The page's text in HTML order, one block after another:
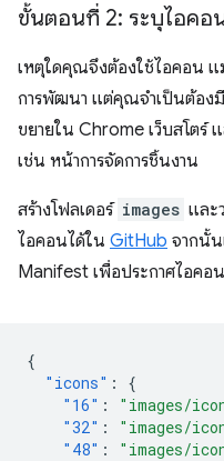
ขั้นตอนที่ 2: ระบุไอคอ
เหตุใดคุณจึงต้องใช้ไอคอน แ
การพัฒนา แต่คุณจำเป็นต้อง
ขยายใน Chrome เว็บสโตร์
เช่น หน้าการจัดการชิ้นงาน
สร้างโฟลเดอร์ images และ
ไอคอนได้ใน GitHub จากนั้
Manifest เพื่อประกาศไอคอน
{
"icons" :
{
"16" : "images/
"32" : "images/
"48" : "images/